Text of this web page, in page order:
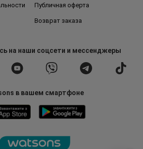
Публичная оферта
Возврат заказа
на наши соцсети и мессенджеры
в вашем смартфоне